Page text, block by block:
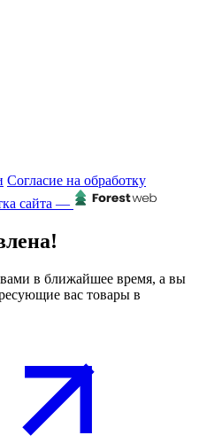
Согласие на обработку
сайта —
в ближайшее время, а вы
вас товары в